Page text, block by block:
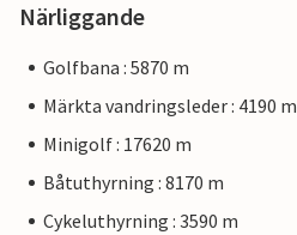
Närliggande
Golfbana : 5870 m
Märkta vandringsleder : 4190 m
Minigolf : 17620 m
Båtuthyrning : 8170 m
Cykeluthyrning : 3590 m